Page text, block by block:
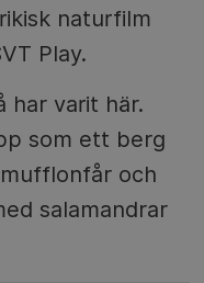
naturfilm
Play.
har varit här.
som ett berg
och
salamandrar